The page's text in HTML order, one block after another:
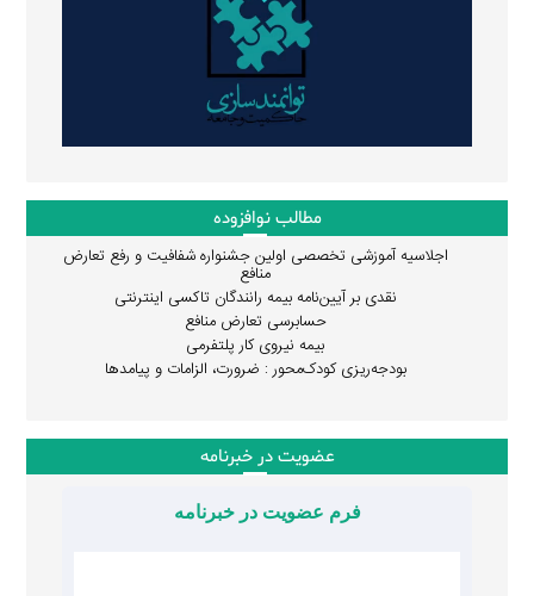
مطالب نوافزوده
اجلاسیه آموزشی تخصصی اولین جشنواره شفافیت و رفع تعارض
منافع
نقدی بر آیین‌نامه بیمه رانندگان تاکسی اینترنتی
حسابرسی تعارض منافع
بیمه نیروی کار پلتفرمی
بودجه‌ریزی کودک‌محور : ضرورت، الزامات و پیامدها
عضویت در خبرنامه
فرم عضویت در خبرنامه